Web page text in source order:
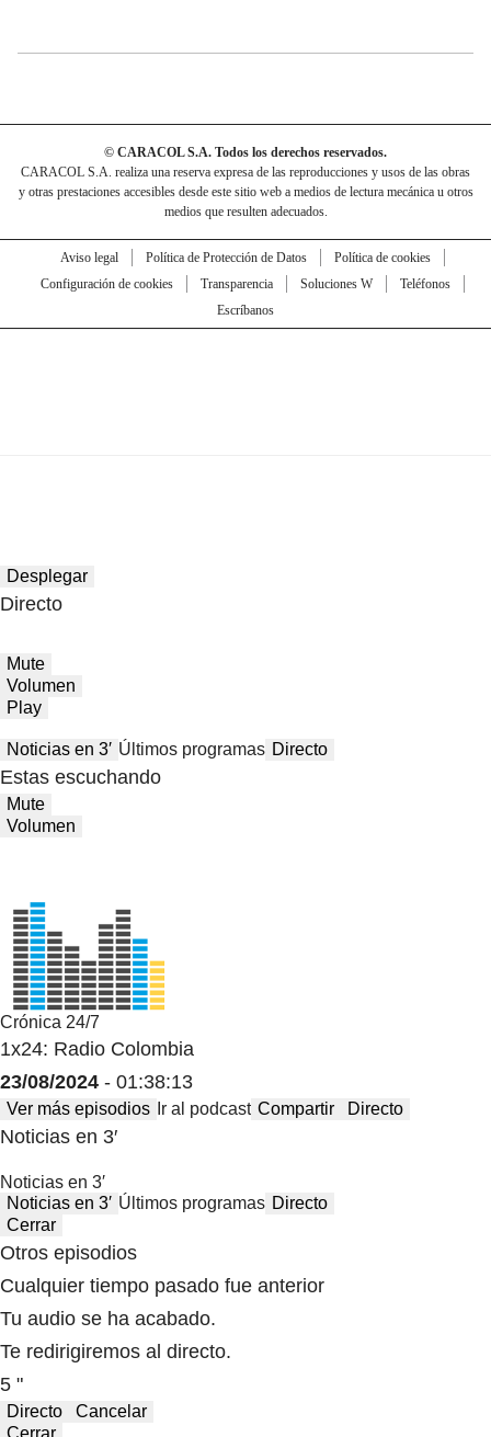
© CARACOL S.A. Todos los derechos reservados.
CARACOL S.A. realiza una reserva expresa de las reproducciones y usos de las obras
y otras prestaciones accesibles desde este sitio web a medios de lectura mecánica u otros
medios que resulten adecuados.
Aviso legal Política de Protección de Datos
Política de cookies
Configuración de cookies
Transparencia Soluciones W
Teléfonos
Escríbanos
Desplegar
Directo
Mute
Volumen
Play
Noticias en 3′ Últimos programas Directo
Estas escuchando
Mute
Volumen
Crónica 24/7
1x24: Radio Colombia
23/08/2024 - 01:38:13
Ver más episodios Ir al podcast Compartir Directo
Noticias en 3′
Noticias en 3′
Noticias en 3′ Últimos programas Directo
Cerrar
Otros episodios
Cualquier tiempo pasado fue anterior
Tu audio se ha acabado.
Te redirigiremos al directo.
5 "
Directo
Cancelar
Cerrar